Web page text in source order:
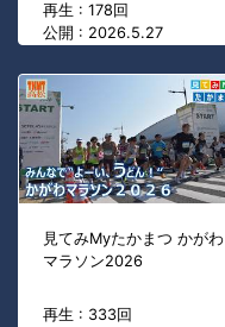
再生 : 178回
公開 : 2026.5.27
見てみMyたかまつ かがわ
マラソン2026
再生 : 333回